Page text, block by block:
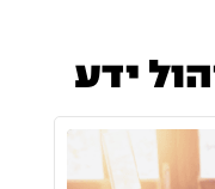
ידע